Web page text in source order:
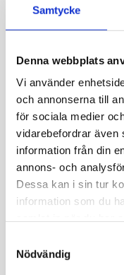
Samtycke
Denna webbplats
Vi använder
och annonserna till
för sociala medier
vidarebefordrar även
information från din
annons- och
Dessa kan i sin tur
information som du
Nödvändig
elektrolyter och
jonens laddning i
Se alla
säkerställda
Medisera kan inte
allra senaste